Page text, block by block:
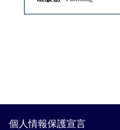
個人情報保護宣言